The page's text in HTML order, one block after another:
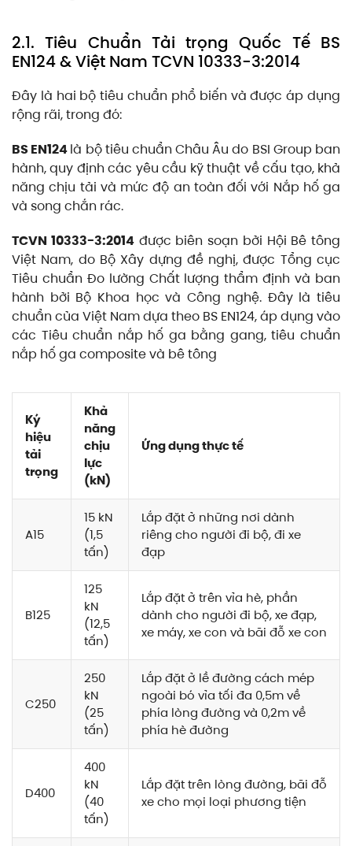
2.1. Tiêu Chuẩn Tải trọng Quốc Tế BS
EN124 & Việt Nam TCVN 10333-3:2014
Đây là hai bộ tiêu chuẩn phổ biến và được áp dụng
rộng rãi, trong đó:
BS EN124là bộ tiêu chuẩn Châu Âu do BSI Group ban
hành, quy định các yêu cầu kỹ thuật về cấu tạo, khả
năng chịu tải và mức độ an toàn đối với Nắp hố ga
và song chắn rác.
TCVN 10333-3:2014được biên soạn bởi Hội Bê tông
Việt Nam, do Bộ Xây dựng đề nghị, được Tổng cục
Tiêu chuẩn Đo lường Chất lượng thẩm định và ban
hành bởi Bộ Khoa học và Công nghệ. Đây là tiêu
chuẩn của Việt Nam dựa theo BS EN124, áp dụng vào
các Tiêu chuẩn nắp hố ga bằng gang, tiêu chuẩn
nắp hố ga composite và bê tông
Ký
hiệu
tải
trọng
Khả
năng
chịu
lực
(kN)
Ứng dụng thực tế
A15
15 kN
(1,5
tấn)
Lắp đặt ở những nơi dành
riêng cho người đi bộ, đi xe
đạp
B125
125
kN
(12,5
tấn)
Lắp đặt ở trên vỉa hè, phần
dành cho người đi bộ, xe đạp,
xe máy, xe con và bãi đỗ xe con
C250
250
kN
(25
tấn)
Lắp đặt ở lề đường cách mép
ngoài bó vỉa tối đa 0,5m về
phía lòng đường và 0,2m về
phía hè đường
D400
400
kN
(40
tấn)
Lắp đặt trên lòng đường, bãi đỗ
xe cho mọi loại phương tiện